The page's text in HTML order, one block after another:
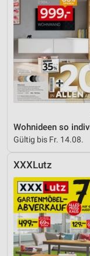
Gültig bis Fr. 14.08.
XXXLutz